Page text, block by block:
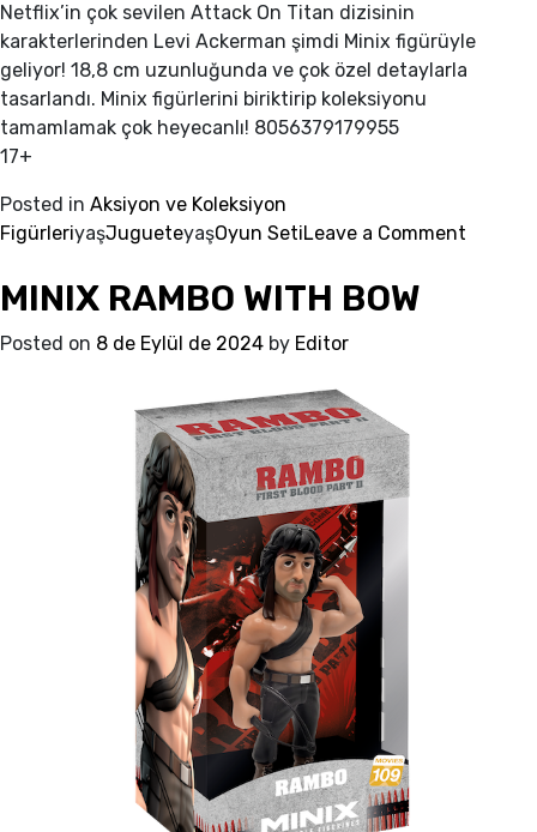
Netflix’in çok sevilen Attack On Titan dizisinin
karakterlerinden Levi Ackerman şimdi Minix figürüyle
geliyor! 18,8 cm uzunluğunda ve çok özel detaylarla
tasarlandı. Minix figürlerini biriktirip koleksiyonu
tamamlamak çok heyecanlı! 8056379179955
17+
Posted in Aksiyon ve Koleksiyon
FigürleriyaşJugueteyaşOyun SetiLeave a Comment
MINIX RAMBO WITH BOW
Posted on 8 de Eylül de 2024 by Editor